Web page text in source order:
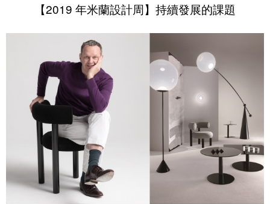
【2019 年米蘭設計周】持續發展的課題